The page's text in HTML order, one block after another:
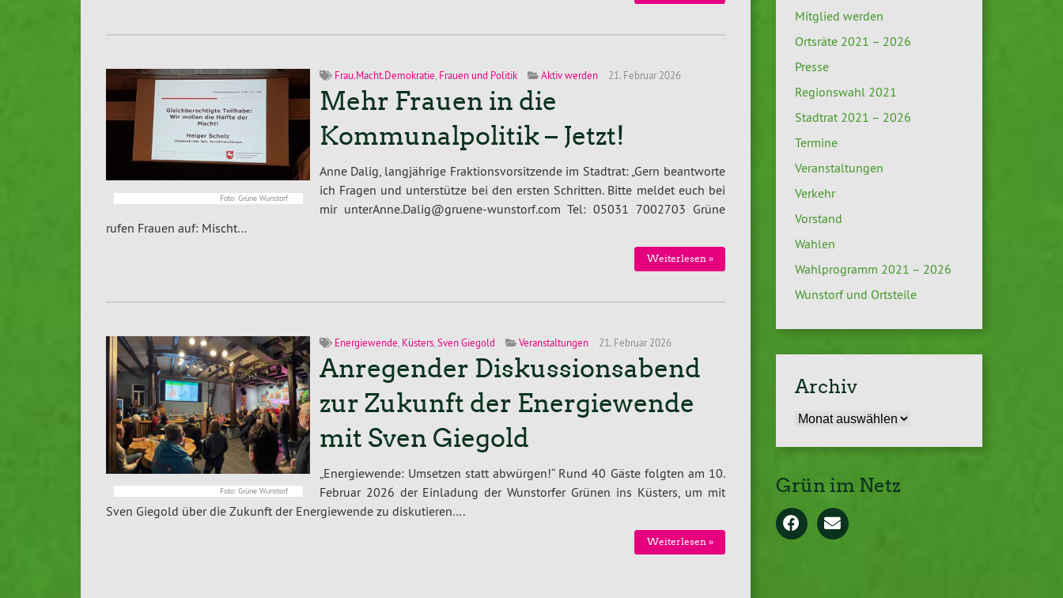
Foto: Grüne Wunstorf
Frau.Macht.Demokratie Frauen und Politik Aktiv werden 21. Februar 2026
Mehr Frauen in die
Kommunalpolitik – Jetzt!
Anne Dalig, langjährige Fraktionsvorsitzende im Stadtrat: „Gern beantworte
ich Fragen und unterstütze bei den ersten Schritten. Bitte meldet euch bei
mir unterAnne.Dalig@gruene-wunstorf.com Tel: 05031 7002703 Grüne
rufen Frauen auf: Mischt…
Weiterlesen »
Foto: Grüne Wunstorf
Energiewende Küsters, Sven Giegold Veranstaltungen 21. Februar 2026
Anregender Diskussionsabend
zur Zukunft der Energiewende
mit Sven Giegold
„Energiewende: Umsetzen statt abwürgen!“ Rund 40 Gäste folgten am 10.
Februar 2026 der Einladung der Wunstorfer Grünen ins Küsters, um mit
Sven Giegold über die Zukunft der Energiewende zu diskutieren….
Weiterlesen »
Mitglied werden
Ortsräte 2021 – 2026
Presse
Regionswahl 2021
Stadtrat 2021 – 2026
Termine
Veranstaltungen
Verkehr
Vorstand
Wahlen
Wahlprogramm 2021 – 2026
Wunstorf und Ortsteile
Archiv
Archiv
Grün im Netz